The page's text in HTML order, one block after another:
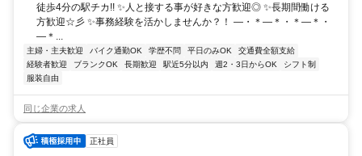
徒歩4分の駅チカ!! ✨人と接する事が好きな方歓迎◎ ✨長期間働ける
方歓迎☆彡 ✨事務経験を活かしませんか？！ ―・＊―＊・＊―＊・
―＊...
主婦・主夫歓迎 バイク通勤OK 学歴不問 平日のみOK
交通費全額支給
経験者歓迎
ブランクOK 長期歓迎 駅近5分以内 週2・3日からOK
シフト制
服装自由
同じ企業の求人
正社員